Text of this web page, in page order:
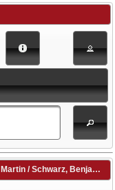
A Bigger Message (Hockney, David / Gayford, Martin / Schwarz, Benjamin (Übers.))